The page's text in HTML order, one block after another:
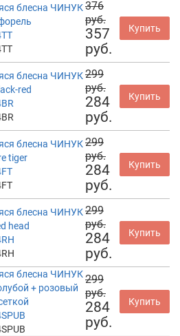
блесна ЧИНУК376
руб.
357
руб.
Купить
блесна ЧИНУК
red
299
руб.
284
руб.
Купить
блесна ЧИНУК
tiger
299
руб.
284
руб.
Купить
блесна ЧИНУК
head
299
руб.
284
руб.
Купить
блесна ЧИНУК
+ розовый
299
руб.
284
руб.
Купить